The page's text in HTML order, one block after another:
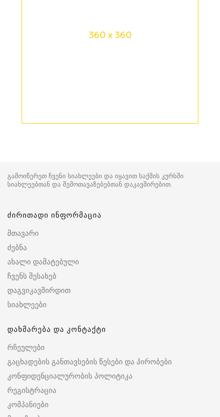
360 x 360
გამოიწერეთ ჩვენი სიახლეები და იყავით საქმის კურსში
სიახლეებთან და შემოთავაზებებთან დაკავშირებით.
ძირითადი ინფორმაცია
მთავარი
ძებნა
ახალი დამატებული
ჩვენს შესახებ
დაგვიკავშირდით
სიახლეები
დახმარება და კონტაქტი
რჩეულები
გაცხადების განთავსების წესები და პირობები
კონფიდენციალურობის პოლიტიკა
რეგისტრაცია
კომპანიები